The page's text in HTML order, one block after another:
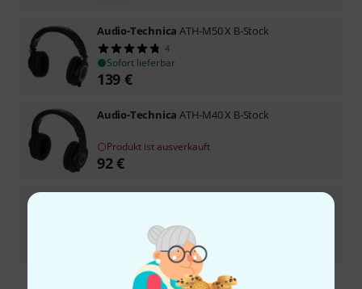
Audio-Technica ATH-M50 X B-Stock
4
Sofort lieferbar
139 €
Audio-Technica ATH-M40 X B-Stock
Produkt ist ausverkauft
92€
Sofort lieferbar